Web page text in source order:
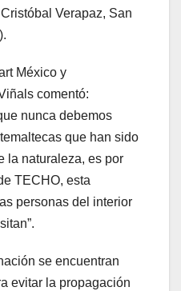
Verapaz, San
México y
comentó:
nunca debemos
que han sido
la naturaleza, es por
TECHO, esta
personas del interior
se encuentran
evitar la propagación